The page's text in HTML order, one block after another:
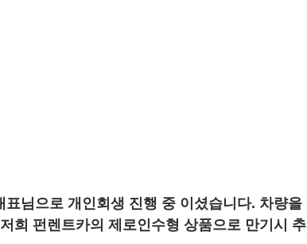
님으로 개인회생 진행 중 이셨습니다. 차량을
희 펀렌트카의 제로인수형 상품으로 만기시 추